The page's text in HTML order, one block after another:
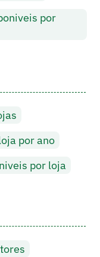
por
por ano
por loja